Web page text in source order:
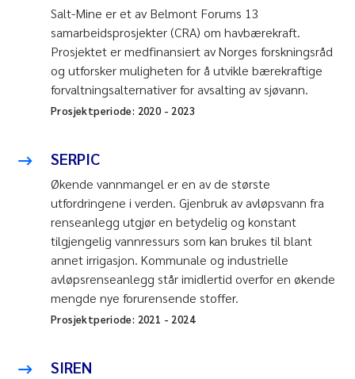
Salt-Mine er et av Belmont Forums 13
samarbeidsprosjekter (CRA) om havbærekraft.
Prosjektet er medfinansiert av Norges forskningsråd
og utforsker muligheten for å utvikle bærekraftige
forvaltningsalternativer for avsalting av sjøvann.
Prosjektperiode: 2020- 2023
SERPIC
Økende vannmangel er en av de største
utfordringene i verden. Gjenbruk av avløpsvann fra
renseanlegg utgjør en betydelig og konstant
tilgjengelig vannressurs som kan brukes til blant
annet irrigasjon. Kommunale og industrielle
avløpsrenseanlegg står imidlertid overfor en økende
mengde nye forurensende stoffer.
Prosjektperiode: 2021 - 2024
SIREN